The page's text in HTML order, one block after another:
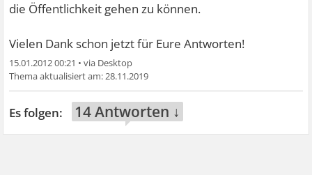
die Öffentlichkeit gehen zu können.
Vielen Dank schon jetzt für Eure Antworten!
15.01.2012 00:21 •
28.11.2019
14 Antworten ↓